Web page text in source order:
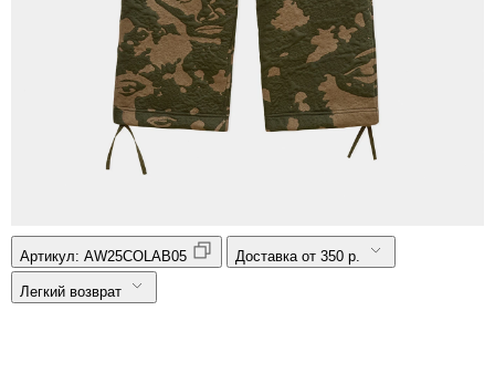
Артикул: AW25COLAB05 Доставка от 350 р.
Легкий возврат